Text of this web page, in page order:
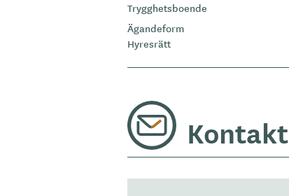
Trygghetsboende
Ägandeform
Hyresrätt
Kontakt